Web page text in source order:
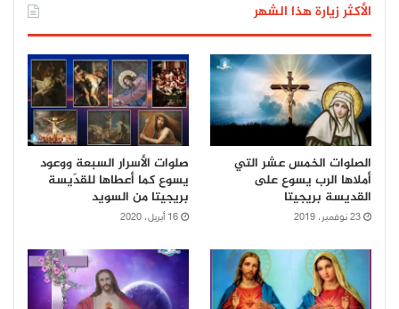
الأكثر زيارة هذا الشهر
الصلوات الخمس عشر التي
أملاها الرب يسوع على
القديسة بريجيتا
23 نوفمبر، 2019
صلوات الأسرار السبعة ووعود
يسوع كما أعطاها للقدّيسة
بريجيتا من السويد
16 أبريل، 2020